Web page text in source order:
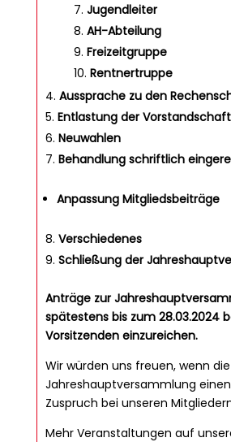
Jugendleiter
AH-Abteilung
Freizeitgruppe
Rentnertruppe
Aussprache zu den
Entlastung der Vorstandschaft
Neuwahlen
Behandlung schriftlich
Anpassung Mitgliedsbeiträge
Verschiedenes
Schließung der
Anträge zur
spätestens bis zum 28.03.2024
Vorsitzenden einzureichen.
Wir würden uns freuen, wenn die
Jahreshauptversammlung
Zuspruch bei unseren
Mehr Veranstaltungen auf